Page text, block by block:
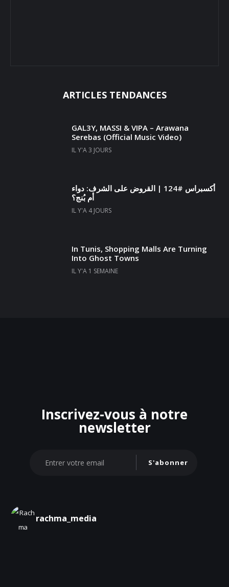
ARTICLES TENDANCES
GAL3Y, MASSI & VIPA – Arawana
Serebas (Official Music Video)
IL Y'A 3 JOURS
أكسبراس #124 | القروض على الشرف: دواء
أم بُنج؟
IL Y'A 4 JOURS
In Tunis, Shopping Malls Are Turning
Into Ghost Towns
IL Y'A 1 SEMAINE
Inscrivez-vous à notre
newsletter
S'abonner
rachma_media